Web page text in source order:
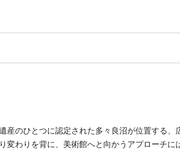
産のひとつに認定された多々良沼が位置する
変わりを背に、美術館へと向かうアプローチ